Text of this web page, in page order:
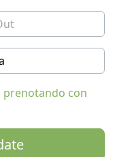
prenotando con